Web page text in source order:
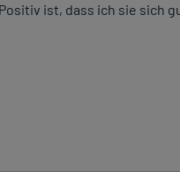
ist, dass ich sie sich